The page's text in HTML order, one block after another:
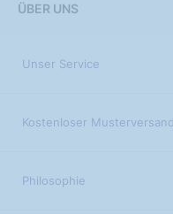
ÜBER UNS
Unser Service
Kostenloser Musterversand
Philosophie